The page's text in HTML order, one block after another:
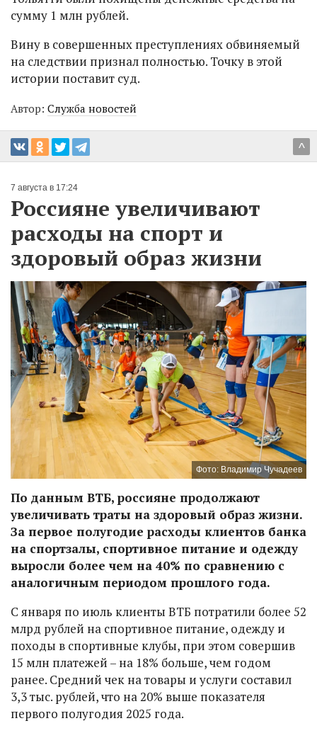
сумму 1 млн рублей.
Вину в совершенных преступлениях обвиняемый
на следствии признал полностью. Точку в этой
истории поставит суд.
Автор: Служба новостей
^
7 августа в 17:24
Россияне увеличивают
расходы на спорт и
здоровый образ жизни
Фото: Владимир Чучадеев
По данным ВТБ, россияне продолжают
увеличивать траты на здоровый образ жизни.
За первое полугодие расходы клиентов банка
на спортзалы, спортивное питание и одежду
выросли более чем на 40% по сравнению с
аналогичным периодом прошлого года.
С января по июль клиенты ВТБ потратили более 52
млрд рублей на спортивное питание, одежду и
походы в спортивные клубы, при этом совершив
15 млн платежей – на 18% больше, чем годом
ранее. Средний чек на товары и услуги составил
3,3 тыс. рублей, что на 20% выше показателя
первого полугодия 2025 года.